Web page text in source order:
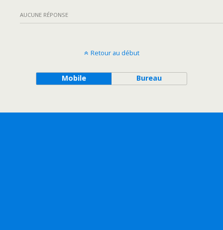
AUCUNE RÉPONSE
Retour au début
Mobile Bureau